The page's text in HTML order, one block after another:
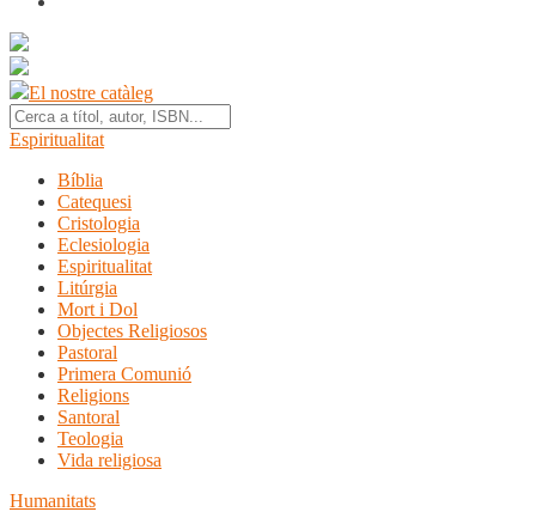
El nostre catàleg
Espiritualitat
Bíblia
Catequesi
Cristologia
Eclesiologia
Espiritualitat
Litúrgia
Mort i Dol
Objectes Religiosos
Pastoral
Primera Comunió
Religions
Santoral
Teologia
Vida religiosa
Humanitats